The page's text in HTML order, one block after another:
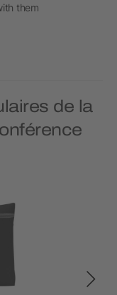
them
de la